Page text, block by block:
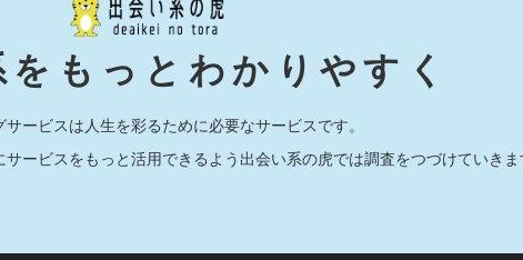
をもっとわかりやすく
サービスは人生を彩るために必要なサービスです。
ービスをもっと活用できるよう出会い系の虎では調査をつづけていきま